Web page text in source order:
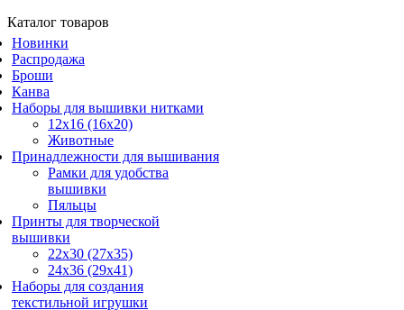
Каталог товаров
Новинки
Распродажа
Броши
Канва
Наборы для вышивки нитками
12x16 (16x20)
Животные
Принадлежности для вышивания
Рамки для удобства
вышивки
Пяльцы
Принты для творческой
вышивки
22х30 (27х35)
24х36 (29х41)
Наборы для создания
текстильной игрушки